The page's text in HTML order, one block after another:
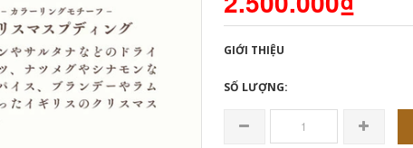
GIỚI THIỆU
SỐ LƯỢNG: